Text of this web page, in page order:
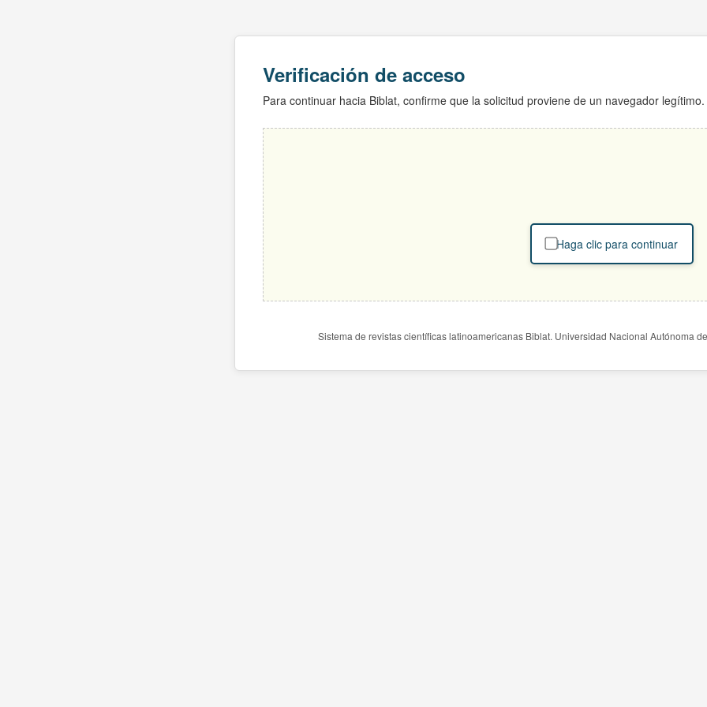
Verificación de acceso
Para continuar hacia Biblat, confirme que la solicitud proviene de un navegador legítimo.
Haga clic para continuar
Sistema de revistas científicas latinoamericanas Biblat. Universidad Nacional Autónoma